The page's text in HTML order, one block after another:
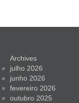
Archives
julho 2026
junho 2026
fevereiro 2026
outubro 2025